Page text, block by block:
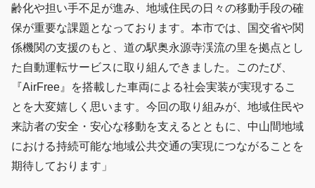
齢化や担い手不足が進み、地域住民の日々の移動手段の確
保が重要な課題となっております。本市では、国交省や関
係機関の支援のもと、道の駅奥永源寺渓流の里を拠点とし
た自動運転サービスに取り組んできました。このたび、
『AirFree』を搭載した車両による社会実装が実現するこ
とを大変嬉しく思います。今回の取り組みが、地域住民や
来訪者の安全・安心な移動を支えるとともに、中山間地域
における持続可能な地域公共交通の実現につながることを
期待しております」